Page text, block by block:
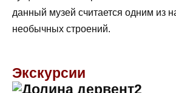
данный музей считается одним из
необычных строений.
Экскурсии